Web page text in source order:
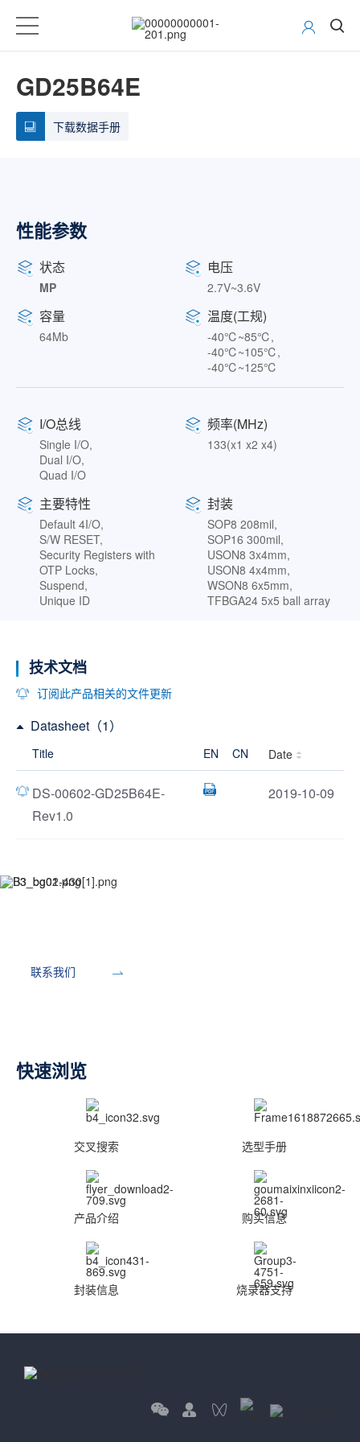
GD25B64E
下载数据手册
性能参数
状态
MP
电压
2.7V~3.6V
容量
64Mb
温度(工规)
-40℃~85℃,
-40℃~105℃,
-40℃~125℃
I/O总线
Single I/O,
Dual I/O,
Quad I/O
频率(MHz)
133(x1 x2 x4)
主要特性
Default 4I/O,
S/W RESET,
Security Registers with
OTP Locks,
Suspend,
Unique ID
封装
SOP8 208mil,
SOP16 300mil,
USON8 3x4mm,
USON8 4x4mm,
WSON8 6x5mm,
TFBGA24 5x5 ball array
技术文档
订阅此产品相关的文件更新
Datasheet（1）
Title EN CN Date
DS-00602-GD25B64E-
Rev1.0
2019-10-09
联系我们
快速浏览
交叉搜索 选型手册
产品介绍 购买信息
封装信息 烧录器支持